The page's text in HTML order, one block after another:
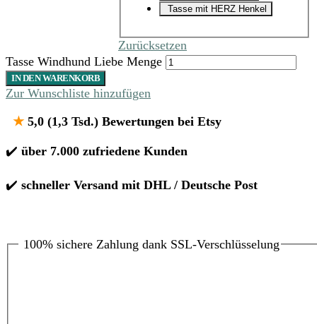
Tasse mit HERZ Henkel
Zurücksetzen
Tasse Windhund Liebe Menge
IN DEN WARENKORB
Zur Wunschliste hinzufügen
★ 5,0 (1,3 Tsd.) Bewertungen bei Etsy
✔️ über 7.000 zufriedene Kunden
✔️ schneller Versand mit DHL / Deutsche Post
100% sichere Zahlung dank SSL-Verschlüsselung